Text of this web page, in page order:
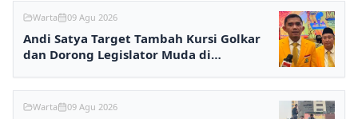
Warta 09 Agu 2026
Andi Satya Target Tambah Kursi Golkar
dan Dorong Legislator Muda di
Warta 09 Agu 2026